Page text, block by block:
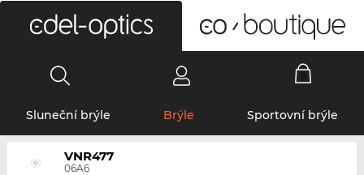
Sluneční brýle Brýle Sportovní brýle
VNR477
06A6